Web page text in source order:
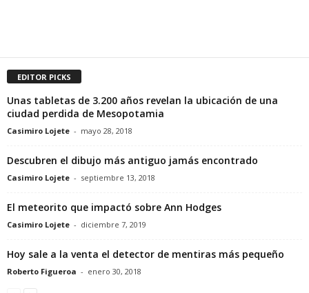
EDITOR PICKS
Unas tabletas de 3.200 años revelan la ubicación de una
ciudad perdida de Mesopotamia
Casimiro Lojete - mayo 28, 2018
Descubren el dibujo más antiguo jamás encontrado
Casimiro Lojete - septiembre 13, 2018
El meteorito que impactó sobre Ann Hodges
Casimiro Lojete - diciembre 7, 2019
Hoy sale a la venta el detector de mentiras más pequeño
Roberto Figueroa - enero 30, 2018